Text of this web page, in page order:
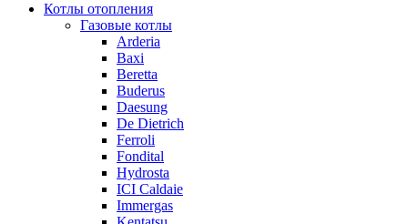
Котлы отопления
Газовые котлы
Arderia
Baxi
Beretta
Buderus
Daesung
De Dietrich
Ferroli
Fondital
Hydrosta
ICI Caldaie
Immergas